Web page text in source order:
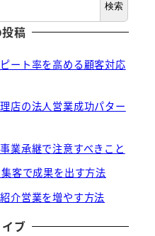
検索
稿
ート率を高める顧客対応
店の法人営業成功パター
業承継で注意すべきこと
客で成果を出す方法
介営業を増やす方法
ブ